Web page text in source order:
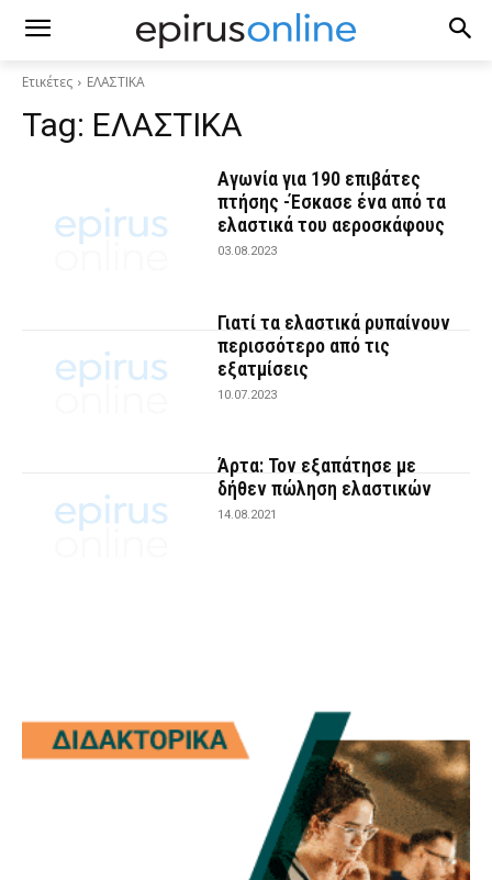
Ετικέτες ΕΛΑΣΤΙΚΑ
Tag: ΕΛΑΣΤΙΚΑ
Αγωνία για 190 επιβάτες
πτήσης -Έσκασε ένα από τα
ελαστικά του αεροσκάφους
03.08.2023
Γιατί τα ελαστικά ρυπαίνουν
περισσότερo από τις
εξατμίσεις
10.07.2023
Άρτα: Τον εξαπάτησε με
δήθεν πώληση ελαστικών
14.08.2021